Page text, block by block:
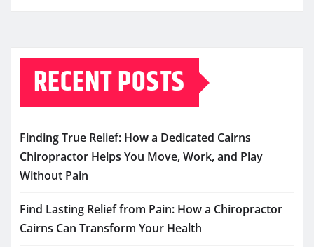
RECENT POSTS
Finding True Relief: How a Dedicated Cairns
Chiropractor Helps You Move, Work, and Play
Without Pain
Find Lasting Relief from Pain: How a Chiropractor
Cairns Can Transform Your Health